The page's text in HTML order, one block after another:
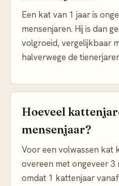
Een kat van 1 jaar is
mensenjaren. Hij is dan
volgroeid, vergelijkbaar
halverwege de
Hoeveel
mensenjaar?
Voor een volwassen kat
overeen met ongeveer
omdat 1 kattenjaar